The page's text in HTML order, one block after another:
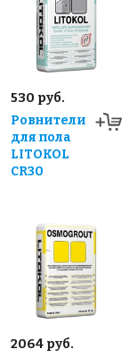
530 руб.
Ровнители
для пола
LITOKOL
CR30
2064 руб.